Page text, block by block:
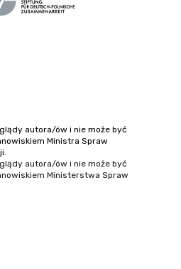
autora/ów i nie może być
Ministra Spraw
autora/ów i nie może być
Ministerstwa Spraw